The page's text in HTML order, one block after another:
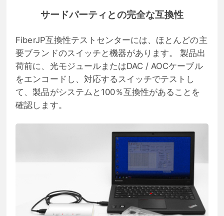
サードパーティとの完全な互換性
FiberJP互換性テストセンターには、ほとんどの主
要ブランドのスイッチと機器があります。 製品出
荷前に、光モジュールまたはDAC / AOCケーブル
をエンコードし、対応するスイッチでテストし
て、製品がシステムと100％互換性があることを
確認します。